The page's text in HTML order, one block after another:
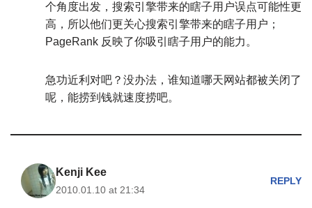
个角度出发，搜索引擎带来的瞎子用户误点可能性更
高，所以他们更关心搜索引擎带来的瞎子用户；
PageRank 反映了你吸引瞎子用户的能力。
急功近利对吧？没办法，谁知道哪天网站都被关闭了
呢，能捞到钱就速度捞吧。
Kenji Kee
2010.01.10 at 21:34
REPLY